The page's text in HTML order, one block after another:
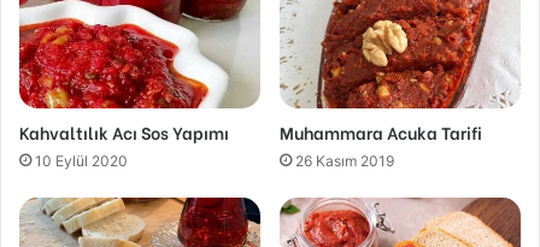
Kahvaltılık Acı Sos Yapımı
10 Eylül 2020
Muhammara Acuka Tarifi
26 Kasım 2019